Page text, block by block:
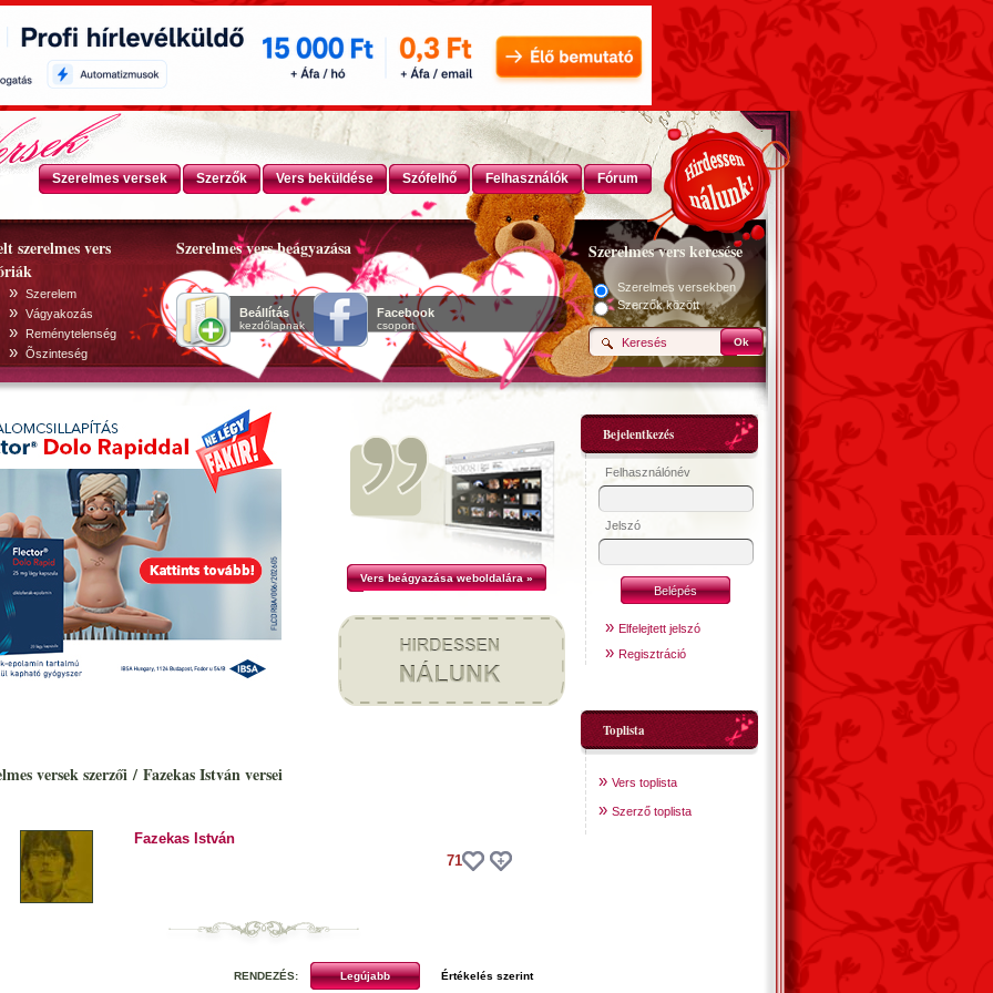
Szerelmes versek Szerzők Vers beküldése Szófelhő Felhasználók Fórum
szerelmes vers
» Szerelem
» Vágyakozás
» Reménytelenség
» Õszinteség
Szerelmes vers beágyazása
Beállítás
kezdőlapnak
Facebook
csoport
Szerelmes vers keresése
Szerelmes versekben
Szerzők között
Ok
Vers beágyazása weboldalára »
versek szerzői / Fazekas István versei
Fazekas István
71
RENDEZÉS:
Bejelentkezés
Felhasználónév
Jelszó
» Elfelejtett jelszó
» Regisztráció
Toplista
» Vers toplista
» Szerző toplista